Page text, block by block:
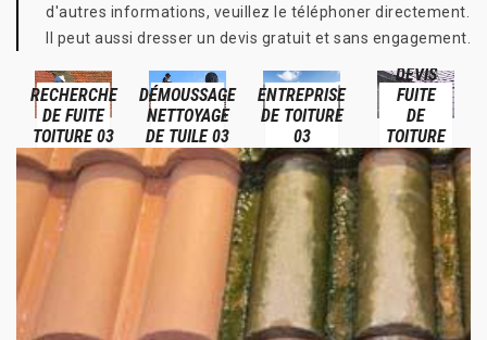
d'autres informations, veuillez le téléphoner directement.
Il peut aussi dresser un devis gratuit et sans engagement.
RECHERCHE
DE FUITE
TOITURE 03
DÉMOUSSAGE
NETTOYAGE
DE TUILE 03
ENTREPRISE
DE TOITURE
03
DEVIS
FUITE
DE
TOITURE
03